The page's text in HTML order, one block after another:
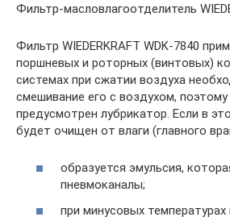
Фильтр-масловлагоотделитель
Фильтр WIEDERKRAFT WDK-7840
поршневых и роторных (винтовых)
системах при сжатии воздуха
смешивание его с воздухом, поэтому
предусмотрен лубрикатор. Если в
будет очищен от влаги (главного
образуется эмульсия,
пневмоканалы;
при минусовых